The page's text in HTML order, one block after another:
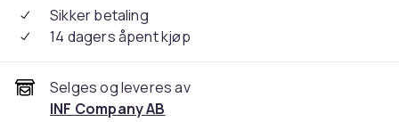
Sikker betaling
14 dagers åpent kjøp
Selges og leveres av
INF Company AB